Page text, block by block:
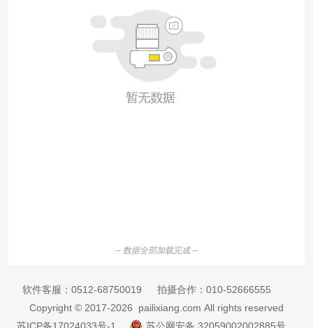
-- 数据全部加载完成 --
软件客服： 0512-68750019 拍摄合作： 010-52666555
Copyright © 2017-2026 pailixiang.com All rights reserved
苏ICP备17024033号-1
苏公网安备 32059002002885号